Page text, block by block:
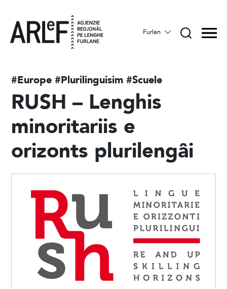
Furlan
#Europe #Plurilinguisim #Scuele
RUSH – Lenghis
minoritariis e
orizonts plurilengâi